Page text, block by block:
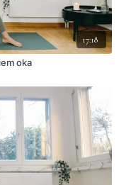
17:18
oka